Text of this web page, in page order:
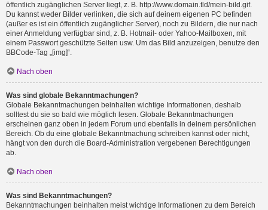
öffentlich zugänglichen Server liegt, z. B. http://www.domain.tld/mein-bild.gif.
Du kannst weder Bilder verlinken, die sich auf deinem eigenen PC befinden
(außer es ist ein öffentlich zugänglicher Server), noch zu Bildern, die nur nach
einer Anmeldung verfügbar sind, z. B. Hotmail- oder Yahoo-Mailboxen, mit
einem Passwort geschützte Seiten usw. Um das Bild anzuzeigen, benutze den
BBCode-Tag „[img]“.
Nach oben
Was sind globale Bekanntmachungen?
Globale Bekanntmachungen beinhalten wichtige Informationen, deshalb
solltest du sie so bald wie möglich lesen. Globale Bekanntmachungen
erscheinen ganz oben in jedem Forum und ebenfalls in deinem persönlichen
Bereich. Ob du eine globale Bekanntmachung schreiben kannst oder nicht,
hängt von den durch die Board-Administration vergebenen Berechtigungen
ab.
Nach oben
Was sind Bekanntmachungen?
Bekanntmachungen beinhalten meist wichtige Informationen zu dem Bereich